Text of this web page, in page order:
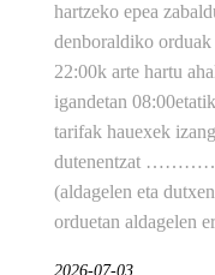
hartzeko epea
denboraldiko orduak
22:00k arte hartu
igandetan
tarifak hauexek
dutenentzat
(aldagelen eta
orduetan aldagelen
2026-07-03